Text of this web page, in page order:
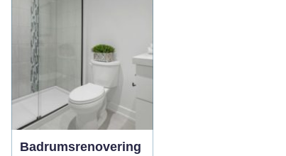
stigande energipriser
och olika stödformer gör
att fler börjar räkna på
e...
Badrumsrenovering